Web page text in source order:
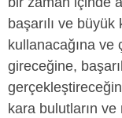
başarılı ve
kullanacağına
gireceğine,
kara bulutların